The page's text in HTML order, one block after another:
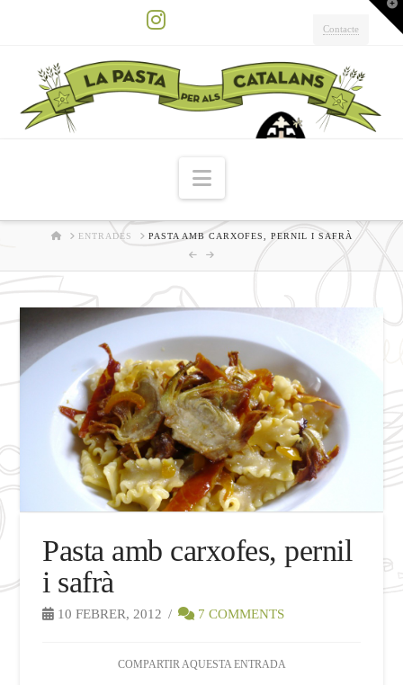
Contacte
Navigation
HOMEENTRADES PASTA AMB CARXOFES, PERNIL I SAFRÀ
Pasta amb carxofes, pernil
i safrà
10 FEBRER, 2012 7 COMMENTS
COMPARTIR AQUESTA ENTRADA